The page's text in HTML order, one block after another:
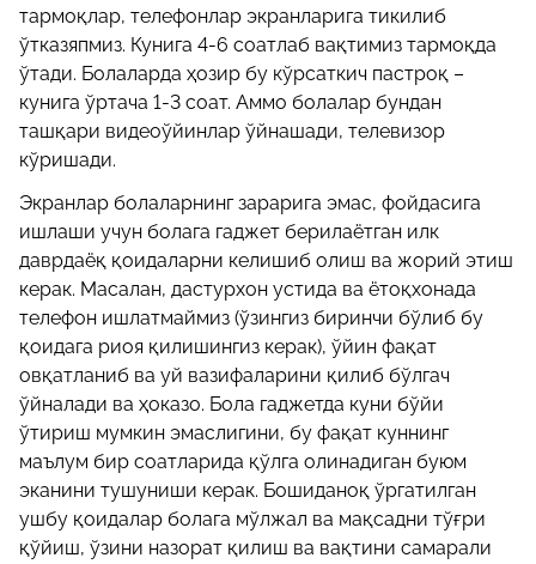
тармоқлар, телефонлар экранларига тикилиб
ўтказяпмиз. Кунига 4-6 соатлаб вақтимиз тармоқда
ўтади. Болаларда ҳозир бу кўрсаткич пастроқ –
кунига ўртача 1-3 соат. Аммо болалар бундан
ташқари видеоўйинлар ўйнашади, телевизор
кўришади.
Экранлар болаларнинг зарарига эмас, фойдасига
ишлаши учун болага гаджет берилаётган илк
даврдаёқ қоидаларни келишиб олиш ва жорий этиш
керак. Масалан, дастурхон устида ва ётоқхонада
телефон ишлатмаймиз (ўзингиз биринчи бўлиб бу
қоидага риоя қилишингиз керак), ўйин фақат
овқатланиб ва уй вазифаларини қилиб бўлгач
ўйналади ва ҳоказо. Бола гаджетда куни бўйи
ўтириш мумкин эмаслигини, бу фақат куннинг
маълум бир соатларида қўлга олинадиган буюм
эканини тушуниши керак. Бошиданоқ ўргатилган
ушбу қоидалар болага мўлжал ва мақсадни тўғри
қўйиш, ўзини назорат қилиш ва вақтини самарали